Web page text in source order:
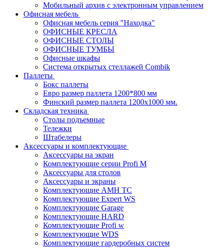
Мобильный архив с электронным управлением
Офисная мебель
Офисная мебель серия "Находка"
ОФИСНЫЕ КРЕСЛА
ОФИСНЫЕ СТОЛЫ
ОФИСНЫЕ ТУМБЫ
Офисные шкафы
Система открытых стеллажей Combik
Паллеты
Бокс паллеты
Евро размер паллета 1200*800 мм
Финский размер паллета 1200х1000 мм.
Складская техника
Столы подъемные
Тележки
Штабелеры
Аксессуары и комплектующие
Аксессуары на экран
Комплектующие серии Profi M
Аксессуары для столов
Аксессуары и экраны
Комплектующие AMH TC
Комплектующие Expert WS
Комплектующие Garage
Комплектующие HARD
Комплектующие Profi w
Комплектующие WDS
Комплектующие гардеробных систем